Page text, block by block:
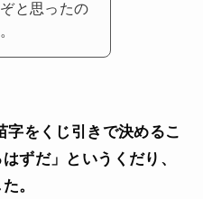
と思ったの
をくじ引きで決めるこ
ずだ」というくだり、
。